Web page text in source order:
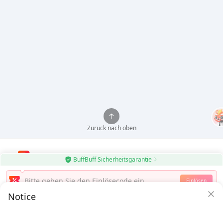
BuffBuff Sicherheitsgarantie
Einlösen
Notice
Zurück nach oben
Nutze die BuffBuff App, um Android-Apps automatisch zu aktualisieren